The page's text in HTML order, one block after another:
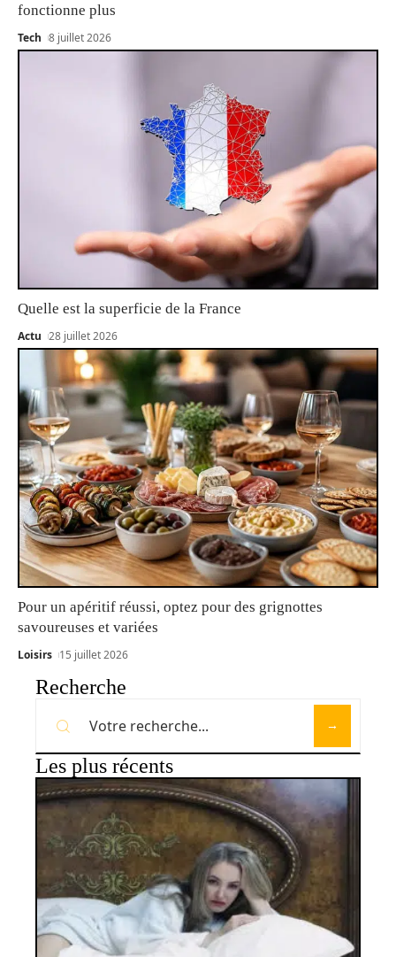
fonctionne plus
Tech 8 juillet 2026
Quelle est la superficie de la France
Actu 28 juillet 2026
Pour un apéritif réussi, optez pour des grignottes
savoureuses et variées
Loisirs 15 juillet 2026
Recherche
Les plus récents